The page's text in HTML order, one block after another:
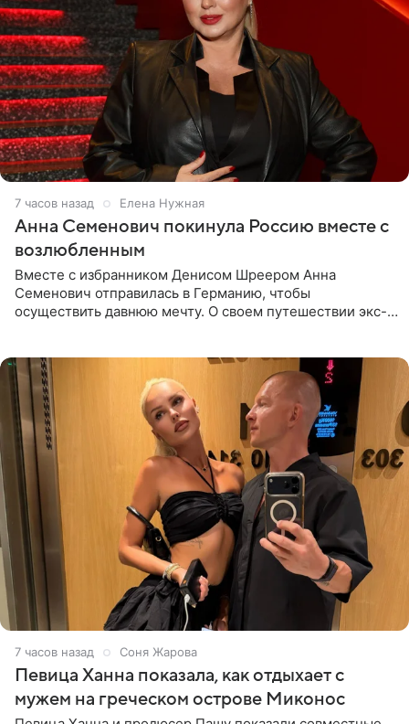
7 часов назад Елена Нужная
Анна Семенович покинула Россию вместе с
возлюбленным
Вместе с избранником Денисом Шреером Анна
Семенович отправилась в Германию, чтобы
осуществить давнюю мечту. О своем путешествии экс-
7 часов назад Соня Жарова
Певица Ханна показала, как отдыхает с
мужем на греческом острове Миконос